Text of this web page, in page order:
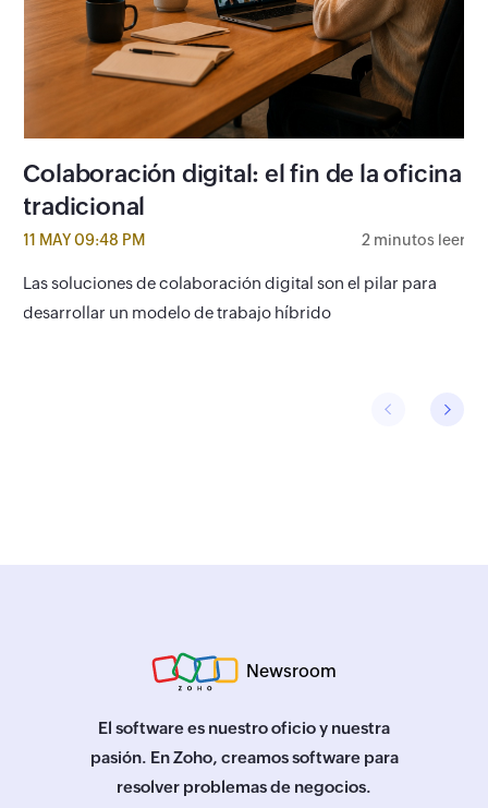
Colaboración digital: el fin de la oficina
tradicional
11 MAY 09:48 PM 2 minutos leer
Las soluciones de colaboración digital son el pilar para
desarrollar un modelo de trabajo híbrido
Newsroom
El software es nuestro oficio y nuestra
pasión. En Zoho, creamos software para
resolver problemas de negocios.